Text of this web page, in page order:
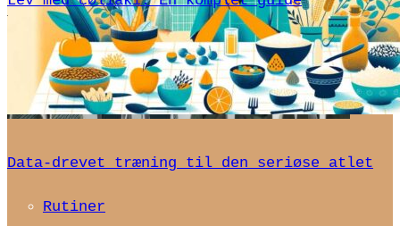
Data-drevet træning til den seriøse atlet
Rutiner